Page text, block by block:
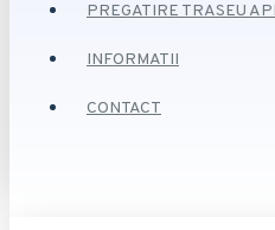
PREGATIRE TRASEU
INFORMATII
CONTACT